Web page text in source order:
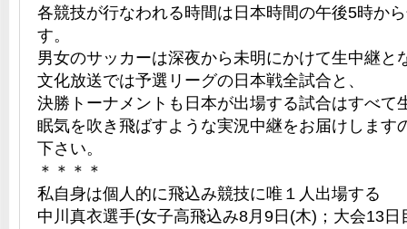
各競技が行なわれる時間は日本時間の午後5時か
す。
男女のサッカーは深夜から未明にかけて生中継と
文化放送では予選リーグの日本戦全試合と、
決勝トーナメントも日本が出場する試合はすべて
眠気を吹き飛ばすような実況中継をお届けします
下さい。
＊＊＊＊
私自身は個人的に飛込み競技に唯１人出場する
中川真衣選手(女子高飛込み8月9日(木)；大会13日